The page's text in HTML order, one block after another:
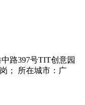
路397号TIT创意园
； 所在城市：广